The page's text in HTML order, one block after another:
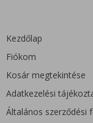
Kezdőlap
Fiókom
Kosár megtekintése
Adatkezelési
Általános szerződési